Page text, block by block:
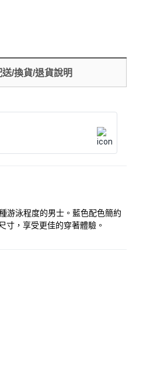
送/換貨/退貨說明
游泳程度的男士。藍色配色簡約
寸，享受更佳的穿著體驗。